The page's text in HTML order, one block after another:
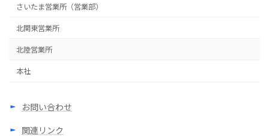
さいたま営業所（営業部）
北関東営業所
北陸営業所
本社
お問い合わせ
関連リンク